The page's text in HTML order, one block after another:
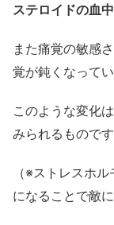
ステロイドの血
また痛覚の敏感
覚が鈍くなって
このような変化
みられるものです
（※ストレスホ
になることで敵